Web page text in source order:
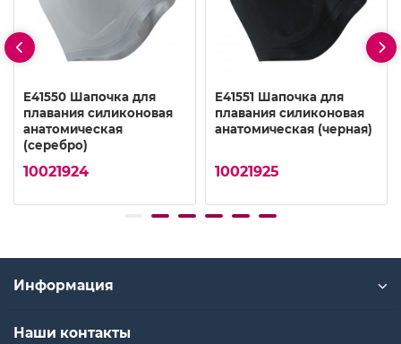
E41550 Шапочка для
плавания силиконовая
анатомическая
(серебро)
10021924
E41551 Шапочка для
плавания силиконовая
анатомическая (черная)
10021925
Информация
Наши контакты